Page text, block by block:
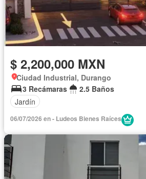
$ 2,200,000 MXN
Ciudad Industrial, Durango
3 Recámaras
2.5 Baños
Jardín
06/07/2026 en - Ludeos Bienes Raíces